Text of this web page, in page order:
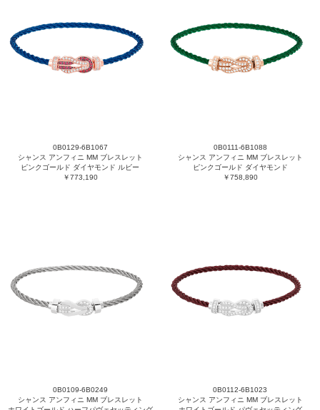
0B0129-6B1067
シャンス アンフィニ MM ブレスレット
ピンクゴールド ダイヤモンド ルビー
￥773,190
0B0111-6B1088
シャンス アンフィニ MM ブレスレット
ピンクゴールド ダイヤモンド
￥758,890
0B0109-6B0249
シャンス アンフィニ MM ブレスレット
0B0112-6B1023
シャンス アンフィニ MM ブレスレット